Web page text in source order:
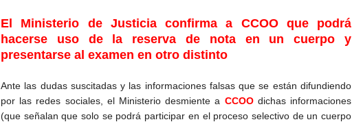
El Ministerio de Justicia confirma a CCOO que podrá
hacerse uso de la reserva de nota en un cuerpo y
presentarse al examen en otro distinto
Ante las dudas suscitadas y las informaciones falsas que se están difundiendo
por las redes sociales, el Ministerio desmiente a CCOOdichas informaciones
(que señalan que solo se podrá participar en el proceso selectivo de un cuerpo